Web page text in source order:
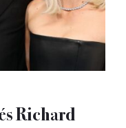
Richard